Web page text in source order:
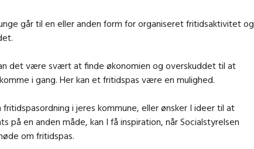
går til en eller anden form for organiseret fritidsaktivitet og
det være svært at finde økonomien og overskuddet til at
i gang. Her kan et fritidspas være en mulighed.
i jeres kommune, eller ønsker I ideer til at
på en anden måde, kan I få inspiration, når Socialstyrelsen
om fritidspas.